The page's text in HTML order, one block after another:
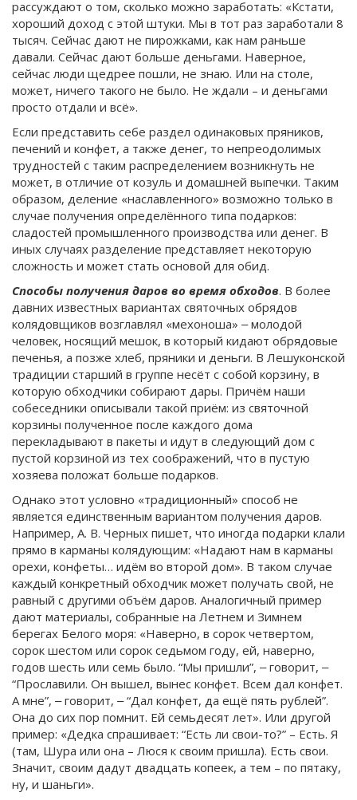
рассуждают о том, сколько можно заработать: «Кстати,
хороший доход с этой штуки. Мы в тот раз заработали 8
тысяч. Сейчас дают не пирожками, как нам раньше
давали. Сейчас дают больше деньгами. Наверное,
сейчас люди щедрее пошли, не знаю. Или на столе,
может, ничего такого не было. Не ждали – и деньгами
просто отдали и всё».
Если представить себе раздел одинаковых пряников,
печений и конфет, а также денег, то непреодолимых
трудностей с таким распределением возникнуть не
может, в отличие от козуль и домашней выпечки. Таким
образом, деление «наславленного» возможно только в
случае получения определённого типа подарков:
сладостей промышленного производства или денег. В
иных случаях разделение представляет некоторую
сложность и может стать основой для обид.
Способы получения даров во время обходов. В более
давних известных вариантах святочных обрядов
колядовщиков возглавлял «мехоноша» ‒ молодой
человек, носящий мешок, в который кидают обрядовые
печенья, а позже хлеб, пряники и деньги. В Лешуконской
традиции старший в группе несёт с собой корзину, в
которую обходчики собирают дары. Причём наши
собеседники описывали такой приём: из святочной
корзины полученное после каждого дома
перекладывают в пакеты и идут в следующий дом с
пустой корзиной из тех соображений, что в пустую
хозяева положат больше подарков.
Однако этот условно «традиционный» способ не
является единственным вариантом получения даров.
Например, А. В. Черных пишет, что иногда подарки клали
прямо в карманы колядующим: «Надают нам в карманы
орехи, конфеты… идём во второй дом». В таком случае
каждый конкретный обходчик может получать свой, не
равный с другими объём даров. Аналогичный пример
дают материалы, собранные на Летнем и Зимнем
берегах Белого моря: «Наверно, в сорок четвертом,
сорок шестом или сорок седьмом году, ей, наверно,
годов шесть или семь было. “Мы пришли”, ‒ говорит, ‒
“Прославили. Он вышел, вынес конфет. Всем дал конфет.
А мне”, ‒ говорит, ‒ “Дал конфет, да ещё пять рублей”.
Она до сих пор помнит. Ей семьдесят лет». Или другой
пример: «Дедка спрашивает: “Есть ли свои-то?” – Есть. Я
(там, Шура или она – Люся к своим пришла). Есть свои.
Значит, своим дадут двадцать копеек, а тем – по пятаку,
ну, и шаньги».